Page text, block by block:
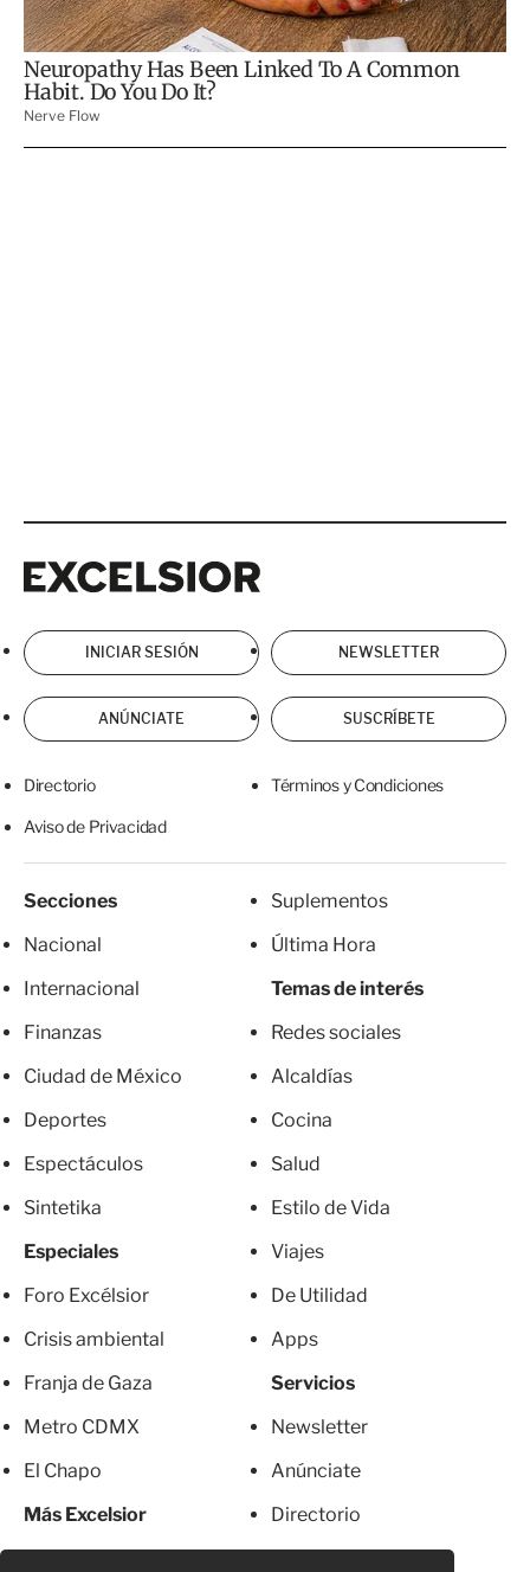
INICIAR SESIÓN NEWSLETTER
ANÚNCIATE SUSCRÍBETE
Directorio Términos y Condiciones
Aviso de Privacidad
Secciones
Nacional
Internacional
Finanzas
Ciudad de México
Deportes
Espectáculos
Sintetika
Especiales
Foro Excélsior
Crisis ambiental
Franja de Gaza
Metro CDMX
El Chapo
Más Excelsior
Suplementos
Última Hora
Temas de interés
Redes sociales
Alcaldías
Cocina
Salud
Estilo de Vida
Viajes
De Utilidad
Apps
Servicios
Newsletter
Anúnciate
Directorio